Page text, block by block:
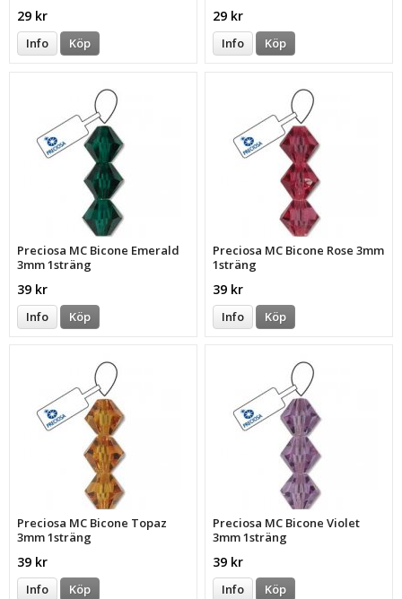
29 kr
Info Köp
29 kr
Info Köp
Preciosa MC Bicone Emerald
3mm 1sträng
39 kr
Info Köp
Preciosa MC Bicone Rose 3mm
1sträng
39 kr
Info Köp
Preciosa MC Bicone Topaz
3mm 1sträng
39 kr
Info Köp
Preciosa MC Bicone Violet
3mm 1sträng
39 kr
Info Köp